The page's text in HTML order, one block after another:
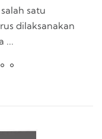
satu
dilaksanakan
...